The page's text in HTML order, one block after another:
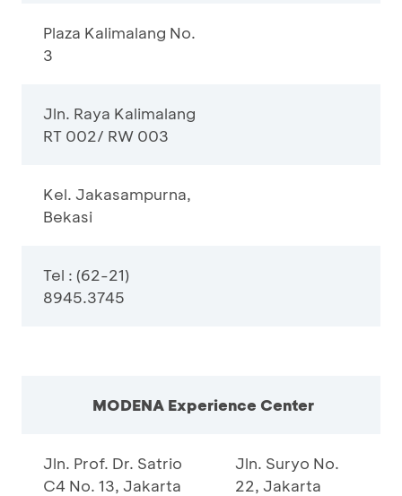
Plaza Kalimalang No.
3
Jln. Raya Kalimalang
RT 002/ RW 003
Kel. Jakasampurna,
Bekasi
Tel : (62-21)
8945.3745
MODENA Experience Center
Jln. Prof. Dr. Satrio
C4 No. 13, Jakarta
Jln. Suryo No.
22, Jakarta